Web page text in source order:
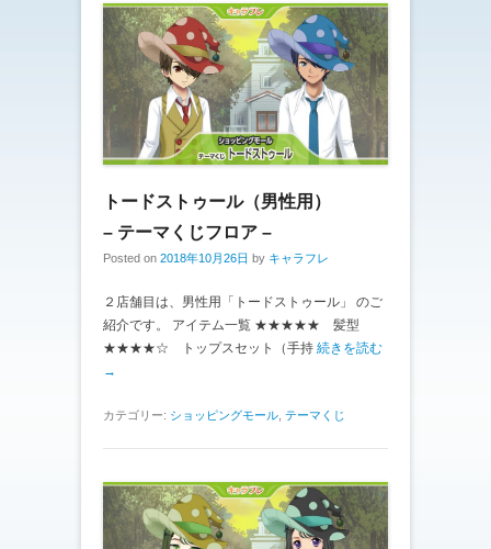
トードストゥール（男性用）
– テーマくじフロア –
Posted on 2018年10月26日 by キャラフレ
２店舗目は、男性用「トードストゥール」 のご
紹介です。 アイテム一覧 ★★★★★ 髪型
★★★★☆ トップスセット（手持 続きを読む
→
カテゴリー: ショッピングモール テーマくじ